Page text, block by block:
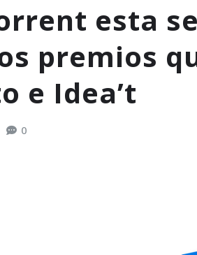
esta
premios
e Idea’t
0